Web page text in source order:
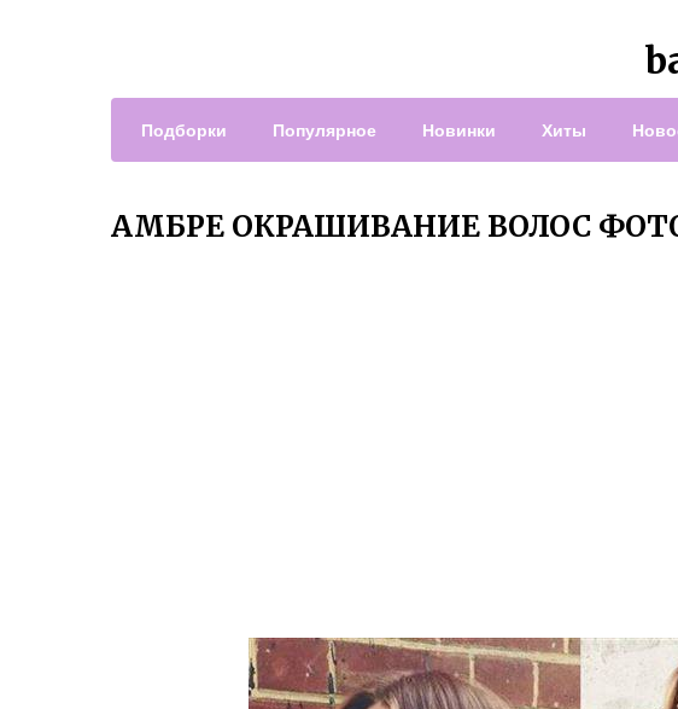
Подборки Популярное Новинки Хиты
АМБРЕ ОКРАШИВАНИЕ ВОЛОС